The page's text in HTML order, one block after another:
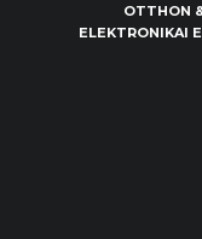
OTTHON
ELEKTRONIKAI